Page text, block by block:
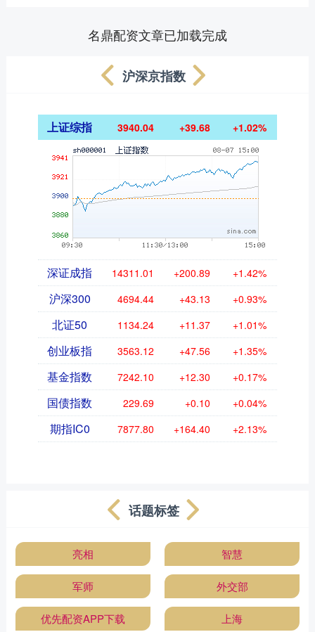
名鼎配资文章已加载完成
沪深京指数
上证综指 3940.04 +39.68 +1.02%
深证成指 14311.01 +200.89 +1.42%
沪深300 4694.44 +43.13 +0.93%
北证50 1134.24 +11.37 +1.01%
创业板指 3563.12 +47.56 +1.35%
基金指数 7242.10 +12.30 +0.17%
国债指数 229.69 +0.10 +0.04%
期指IC0 7877.80 +164.40 +2.13%
话题标签
亮相 智慧
军师 外交部
优先配资APP下载 上海